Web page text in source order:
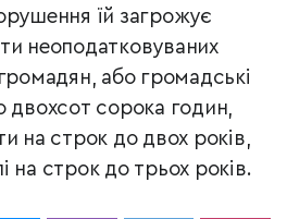
їй загрожує
неоподатковуваних
або громадські
двохсот сорока годин,
на строк до двох років,
на строк до трьох років.